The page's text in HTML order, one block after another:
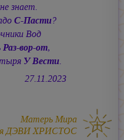
знает.
С-Пасти?
Вод
Раз-вор-от,
У Вести.
27.11.2023
Матерь Мира
ДЭВИ ХРИСТОС